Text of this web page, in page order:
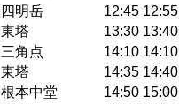
四明岳
12:45 12:55
東塔
13:30 13:40
三角点
14:10 14:10
東塔
14:35 14:40
根本中堂
14:50 15:00